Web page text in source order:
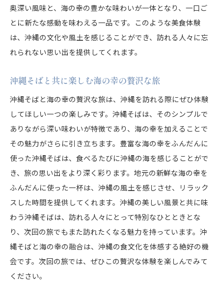
奥深い風味と、海の幸の豊かな味わいが一体となり、一口ご
とに新たな感動を味わえる一品です。このような美食体験
は、沖縄の文化や風土を感じることができ、訪れる人々に忘
れられない思い出を提供してくれます。
沖縄そばと共に楽しむ海の幸の贅沢な旅
沖縄そばと海の幸の贅沢な旅は、沖縄を訪れる際にぜひ体験
してほしい一つの楽しみです。沖縄そばは、そのシンプルで
ありながら深い味わいが特徴であり、海の幸を加えることで
その魅力がさらに引き立ちます。豊富な海の幸をふんだんに
使った沖縄そばは、食べるたびに沖縄の海を感じることがで
き、旅の思い出をより深く彩ります。地元の新鮮な海の幸を
ふんだんに使った一杯は、沖縄の風土を感じさせ、リラック
スした時間を提供してくれます。沖縄の美しい風景と共に味
わう沖縄そばは、訪れる人々にとって特別なひとときとな
り、次回の旅でもまた訪れたくなる魅力を持っています。沖
縄そばと海の幸の融合は、沖縄の食文化を体感する絶好の機
会です。次回の旅では、ぜひこの贅沢な体験を楽しんでみて
ください。